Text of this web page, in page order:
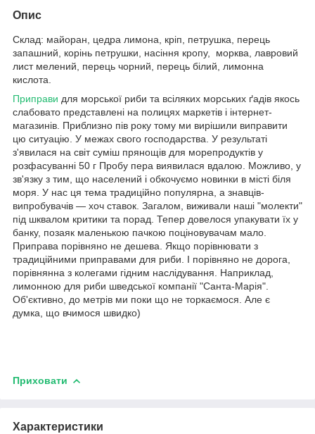
Опис
Склад: майоран, цедра лимона, кріп, петрушка, перець
запашний, корінь петрушки, насіння кропу, морква, лавровий
лист мелений, перець чорний, перець білий, лимонна
кислота.
Приправи для морської риби та всіляких морських ґадів якось
слабовато представлені на полицях маркетів і інтернет-
магазинів. Приблизно пів року тому ми вирішили виправити
цю ситуацію. У межах свого господарства. У результаті
з'явилася на світ суміш прянощів для морепродуктів у
розфасуванні 50 г Пробу пера виявилася вдалою. Можливо, у
зв'язку з тим, що населений і обкочуємо новинки в місті біля
моря. У нас ця тема традиційно популярна, а знавців-
випробувачів — хоч ставок. Загалом, виживали наші "молекти"
під шквалом критики та порад. Тепер довелося упакувати їх у
банку, позаяк маленькою пачкою поціновувачам мало.
Приправа порівняно не дешева. Якщо порівнювати з
традиційними приправами для риби. І порівняно не дорога,
порівнянна з колегами гідним наслідування. Наприклад,
лимонною для риби шведської компанії "Санта-Марія".
Об'єктивно, до метрів ми поки що не торкаємося. Але є
думка, що вчимося швидко)
Приховати
Характеристики